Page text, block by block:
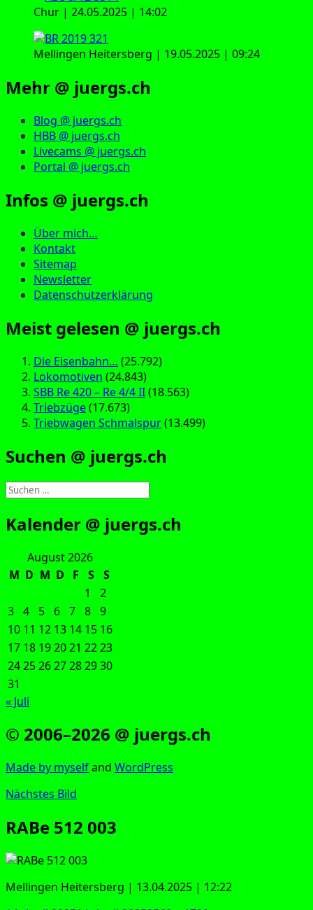
Chur | 24.05.2025 | 14:02
Mellingen Heitersberg | 19.05.2025 | 09:24
Mehr @ juergs.ch
Blog @ juergs.ch
HBB @ juergs.ch
Livecams @ juergs.ch
Portal @ juergs.ch
Infos @ juergs.ch
Über mich…
Kontakt
Sitemap
Newsletter
Datenschutzerklärung
Meist gelesen @ juergs.ch
Die Eisenbahn… (25.792)
Lokomotiven (24.843)
SBB Re 420 – Re 4/4 II(18.563)
Triebzüge(17.673)
Triebwagen Schmalspur(13.499)
Suchen @ juergs.ch
Suchen
nach:
Kalender @ juergs.ch
August 2026
M D M D F S
S
1
2
3 4 5 6 7 8 9
10 11 12 13 14 15 16
17 18 192021 2223
24252627282930
31
« Juli
© 2006–2026 @ juergs.ch
Made by mys­elfand Word­Press
Nächstes Bild
RABe 512 003
Mel­lin­gen Hei­ters­berg | 13.04.2025 | 12:22